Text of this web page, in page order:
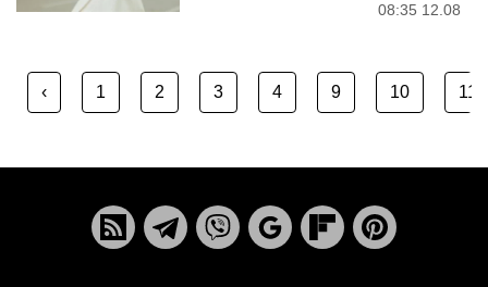
08:35 12.08
‹ 1 2 3 4 9 10 11